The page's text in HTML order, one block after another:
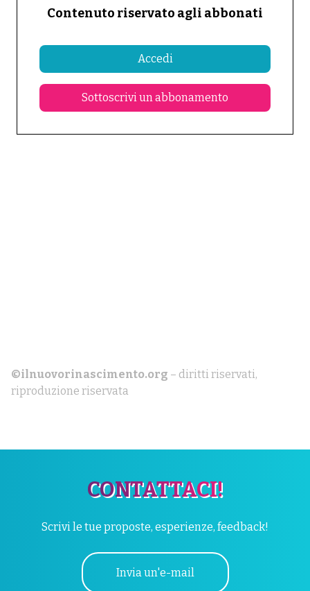
Contenuto riservato agli abbonati
Accedi
Sottoscrivi un abbonamento
©ilnuovorinascimento.org – diritti riservati,
riproduzione riservata
CONTATTACI!
Scrivi le tue proposte, esperienze, feedback!
Invia un'e-mail